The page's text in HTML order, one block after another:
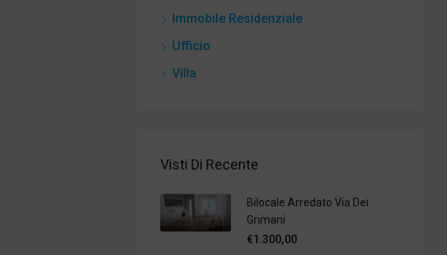
Immobile Residenziale
Ufficio
Villa
Visti Di Recente
Bilocale Arredato Via Dei
Grimani
€1.300,00